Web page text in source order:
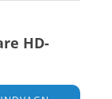
HD-